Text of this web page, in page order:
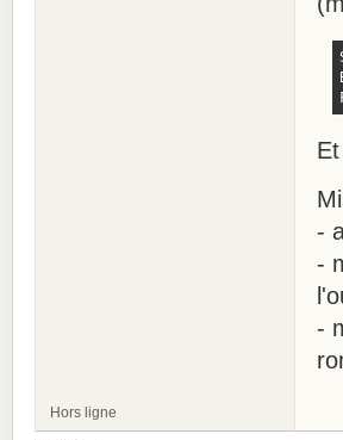
-
-
-
Hors ligne